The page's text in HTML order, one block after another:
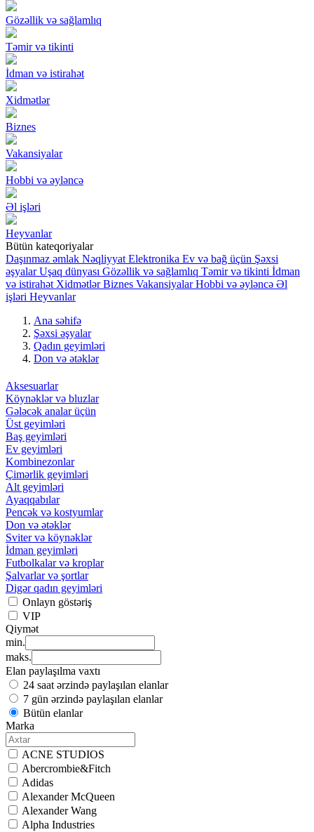
Gözəllik və sağlamlıq
Təmir və tikinti
İdman və istirahət
Xidmətlər
Biznes
Vakansiyalar
Hobbi və əyləncə
Əl işləri
Heyvanlar
Bütün kateqoriyalar
Daşınmaz əmlak Nəqliyyat Elektronika Ev və bağ üçün Şəxsi
əşyalar Uşaq dünyası Gözəllik və sağlamlıq Təmir və tikinti İdman
və istirahət Xidmətlər Biznes Vakansiyalar Hobbi və əyləncə Əl
işləri Heyvanlar
Ana səhifə
Şəxsi əşyalar
Qadın geyimləri
Don və ətəklər
Aksesuarlar
Köynəklər və bluzlar
Gələcək analar üçün
Üst geyimləri
Baş geyimləri
Ev geyimləri
Kombinezonlar
Çimərlik geyimləri
Alt geyimləri
Ayaqqabılar
Pencək və kostyumlar
Don və ətəklər
Sviter və köynəklər
İdman geyimləri
Futbolkalar və kroplar
Şalvarlar və şortlar
Digər qadın geyimləri
Onlayn göstəriş
VIP
Qiymət
min.
maks.
Elan paylaşılma vaxtı
24 saat ərzində paylaşılan elanlar
7 gün ərzində paylaşılan elanlar
Bütün elanlar
Marka
ACNE STUDIOS
Abercrombie&Fitch
Adidas
Alexander McQueen
Alexander Wang
Alpha Industries